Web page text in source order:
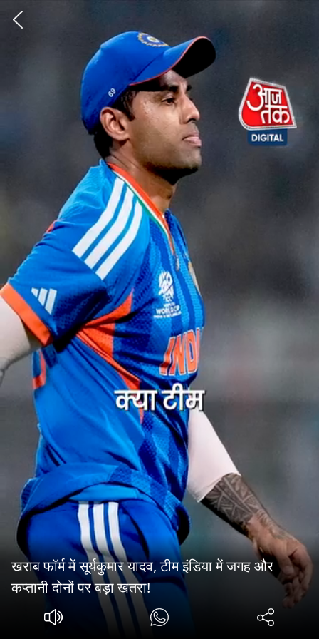
खराब फॉर्म में सूर्यकुमार यादव, टीम इंडिया में जगह और
कप्तानी दोनों पर बड़ा खतरा!